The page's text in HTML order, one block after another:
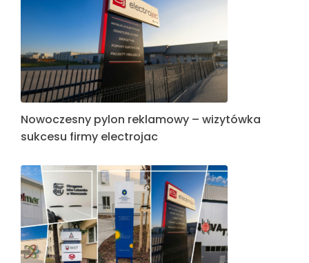
Nowoczesny pylon reklamowy – wizytówka
sukcesu firmy electrojac